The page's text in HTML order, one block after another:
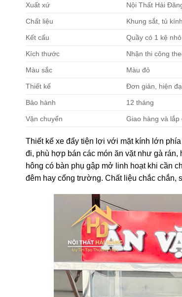
Xuất xứ Nội Thất Hải
Chất liệu Khung sắt, tủ kính
Kết cấu Quầy có 1 kệ
Kích thước Nhận thi công
Màu sắc Màu đỏ
Thiết kế Đơn giản, hiện
Bảo hành 12 tháng
Vận chuyển Giao hàng và lắp
Thiết kế xe đẩy tiện lợi với mặt kính lớn
đi, phù hợp bán các món ăn vặt như gà
hông có bàn phụ gập mở linh hoạt khi cần
đêm hay cổng trường. Chất liệu chắc chắn,